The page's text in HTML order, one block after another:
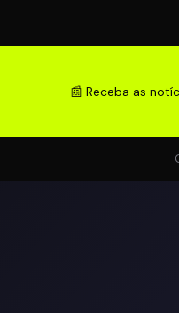
📰 Receba as